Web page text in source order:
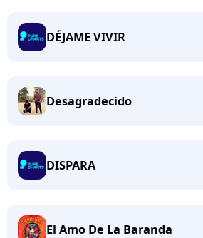
DÉJAME VIVIR
Desagradecido
DISPARA
El Amo De La Baranda